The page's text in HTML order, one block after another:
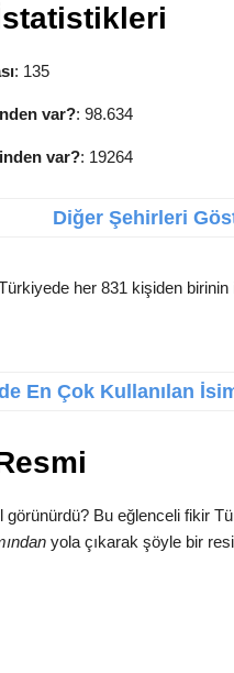
: 135
var?: 98.634
var?: 19264
Diğer Şehirleri
her 831 kişiden birinin
En Çok Kullanılan
görünürdü? Bu eğlenceli fikir
yola çıkarak şöyle bir